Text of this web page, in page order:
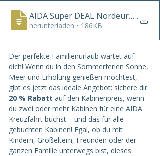
AIDA Super DEAL Nordeuropa.
herunterladen • 186KB
Der perfekte Familienurlaub wartet auf
dich! Wenn du in den Sommerferien Sonne,
Meer und Erholung genießen möchtest,
gibt es jetzt das ideale Angebot: sichere dir
20 % Rabatt auf den Kabinenpreis, wenn
du zwei oder mehr Kabinen für eine AIDA
Kreuzfahrt buchst – und das für alle
gebuchten Kabinen! Egal, ob du mit
Kindern, Großeltern, Freunden oder der
ganzen Familie unterwegs bist, dieses